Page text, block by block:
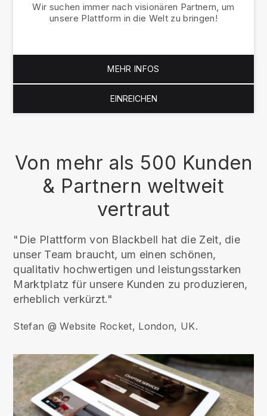
Wir suchen immer nach visionären Partnern, um
unsere Plattform in die Welt zu bringen!
MEHR INFOS
EINREICHEN
Von mehr als 500 Kunden
& Partnern weltweit
vertraut
"Die Plattform von Blackbell hat die Zeit, die
unser Team braucht, um einen schönen,
qualitativ hochwertigen und leistungsstarken
Marktplatz für unsere Kunden zu produzieren,
erheblich verkürzt."
Stefan @ Website Rocket, London, UK.